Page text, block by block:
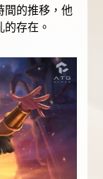
間的推移，他
存在。